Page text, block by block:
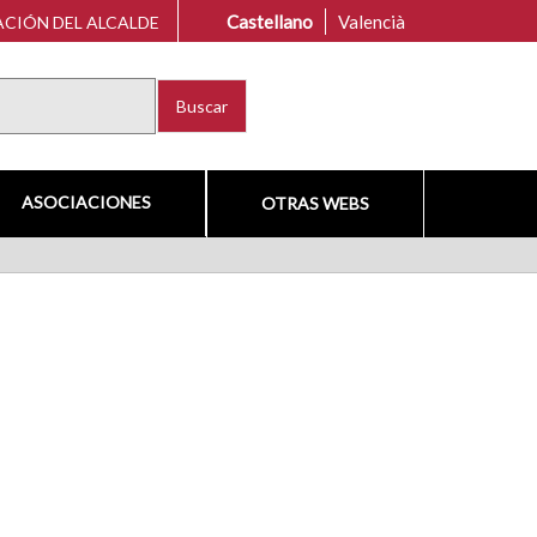
DEL ALCALDE Castellano Valencià
ASOCIACIONES OTRAS WEBS